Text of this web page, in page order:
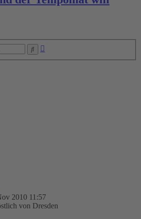
2010 11:57
von Dresden